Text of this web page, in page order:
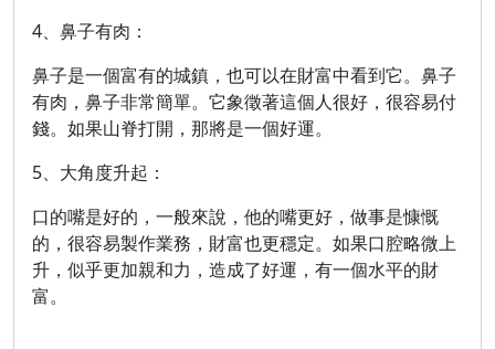
4、鼻子有肉：
鼻子是一個富有的城鎮，也可以在財富中看到它。鼻子
有肉，鼻子非常簡單。它象徵著這個人很好，很容易付
錢。如果山脊打開，那將是一個好運。
5、大角度升起：
口的嘴是好的，一般來說，他的嘴更好，做事是慷慨
的，很容易製作業務，財富也更穩定。如果口腔略微上
升，似乎更加親和力，造成了好運，有一個水平的財
富。